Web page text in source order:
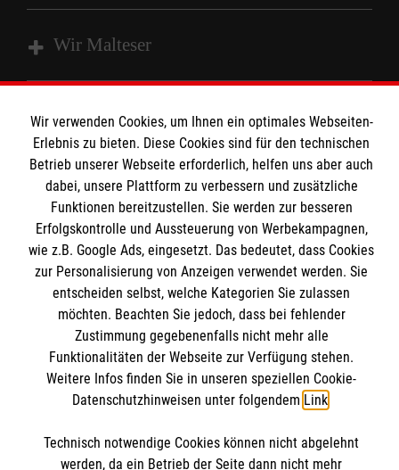
Wir Malteser
Angebote und Leistungen
Unsere Kurse
Mitarbeiten
Informationen
Kontakt
Pressestelle
Impressum
Datenschutz
Malteser online
Malteserorden
Malteser Jugend
Malteser International
Sharepoint
Spendenkonto
Empfänger: Malteser Hilfsdienst e.V.
BIC: GENODED 1PA7
Soziale Netzwerke
Wir verwenden Cookies, um Ihnen ein optimales Webseiten-
Erlebnis zu bieten. Diese Cookies sind für den technischen
Betrieb unserer Webseite erforderlich, helfen uns aber auch
dabei, unsere Plattform zu verbessern und zusätzliche
Funktionen bereitzustellen. Sie werden zur besseren
Erfolgskontrolle und Aussteuerung von Werbekampagnen,
wie z.B. Google Ads, eingesetzt. Das bedeutet, dass Cookies
zur Personalisierung von Anzeigen verwendet werden. Sie
entscheiden selbst, welche Kategorien Sie zulassen
möchten. Beachten Sie jedoch, dass bei fehlender
Zustimmung gegebenenfalls nicht mehr alle
Funktionalitäten der Webseite zur Verfügung stehen.
Weitere Infos finden Sie in unseren speziellen Cookie-
Datenschutzhinweisen unter folgendem Link.
Technisch notwendige Cookies können nicht abgelehnt
werden, da ein Betrieb der Seite dann nicht mehr